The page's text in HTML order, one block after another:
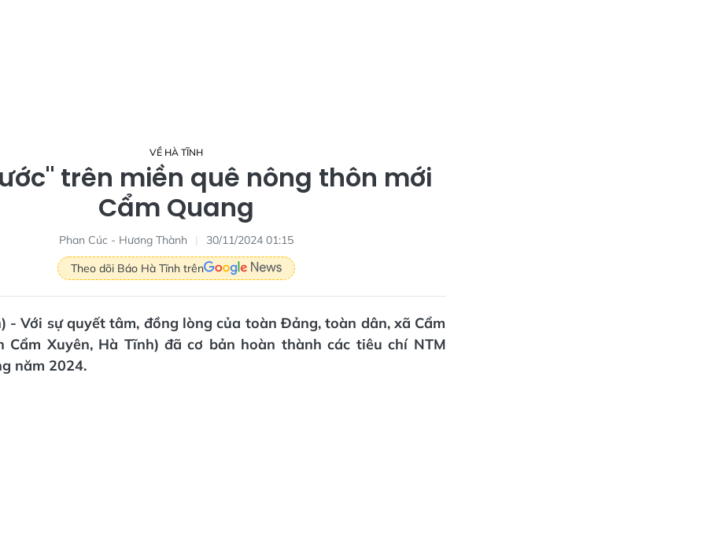
VỀ HÀ TĨNH
trên miền quê nông thôn mới
Cẩm Quang
Phan Cúc - Hương Thành
30/11/2024 01:15
Theo dõi Báo Hà Tĩnh trên
- Với sự quyết tâm, đồng lòng của toàn Đảng, toàn dân, xã Cẩm
Cẩm Xuyên, Hà Tĩnh) đã cơ bản hoàn thành các tiêu chí NTM
năm 2024.